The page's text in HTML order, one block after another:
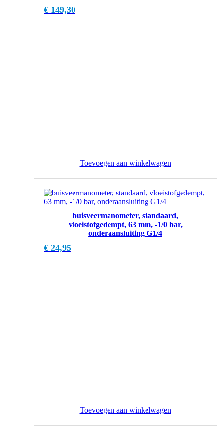
€ 149,30
Toevoegen aan winkelwagen
buisveermanometer, standaard,
vloeistofgedempt, 63 mm, -1/0 bar,
onderaansluiting G1/4
€ 24,95
Toevoegen aan winkelwagen